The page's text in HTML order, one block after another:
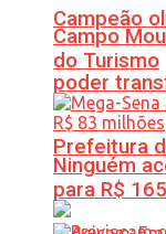
Campeão
poder
Prefeitura
Campo
do Turismo
Ninguém
para R$